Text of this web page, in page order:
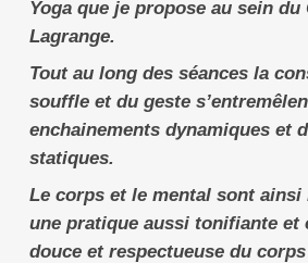
Yoga que je propose au sein du
Lagrange.
Tout au long des séances la
souffle et du geste
enchainements dynamiques et
statiques.
Le corps et le mental sont ainsi
une pratique aussi tonifiante et
douce et respectueuse du